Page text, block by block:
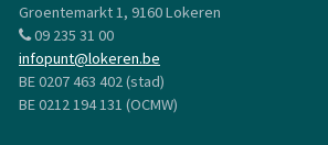
Groentemarkt 1, 9160 Lokeren
09 235 31 00
infopunt@lokeren.be
BE 0207 463 402 (stad)
BE 0212 194 131 (OCMW)